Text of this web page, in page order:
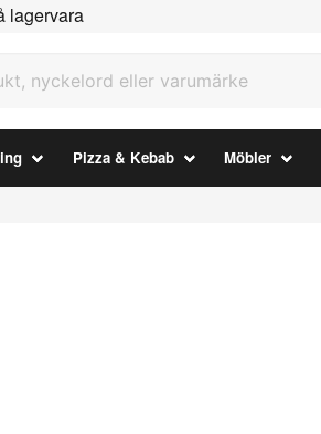
lagervara
Pizza & Kebab Möbler